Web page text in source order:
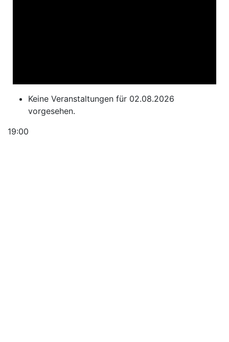
Keine Veranstaltungen für 02.08.2026
vorgesehen.
19:00